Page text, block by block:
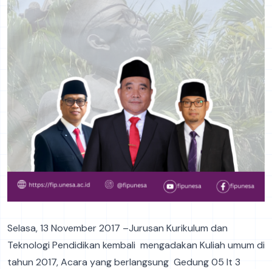
Selasa, 13 November 2017 –Jurusan Kurikulum dan
Teknologi Pendidikan kembali mengadakan Kuliah umum di
tahun 2017, Acara yang berlangsung Gedung 05 lt 3